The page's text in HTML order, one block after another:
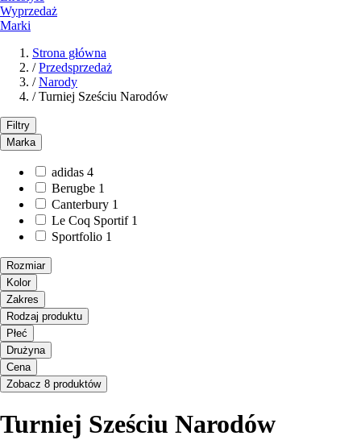
Wyprzedaż
Marki
Strona główna
/ Przedsprzedaż
/ Narody
/ Turniej Sześciu Narodów
Filtry
Marka
adidas 4
Berugbe 1
Canterbury 1
Le Coq Sportif 1
Sportfolio 1
Rozmiar
Kolor
Zakres
Rodzaj produktu
Płeć
Drużyna
Cena
Zobacz 8 produktów
Turniej Sześciu Narodów